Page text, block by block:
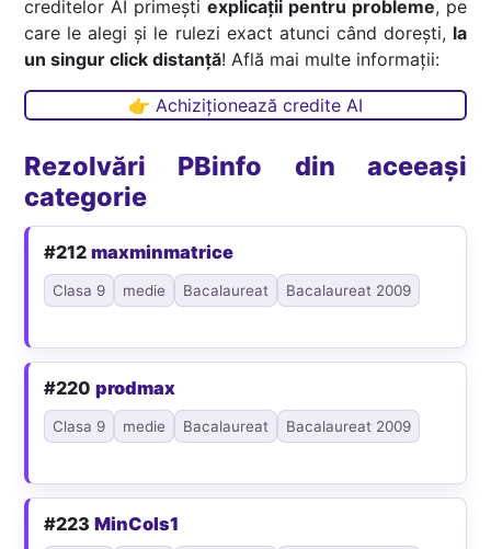
creditelor AI primești explicații pentru probleme, pe
care le alegi și le rulezi exact atunci când dorești, la
un singur click distanță! Află mai multe informații:
👉 Achiziționează credite AI
Rezolvări PBinfo din aceeași
categorie
#212maxminmatrice
Clasa 9 medie Bacalaureat Bacalaureat 2009
#220prodmax
Clasa 9 medie Bacalaureat Bacalaureat 2009
#223MinCols1